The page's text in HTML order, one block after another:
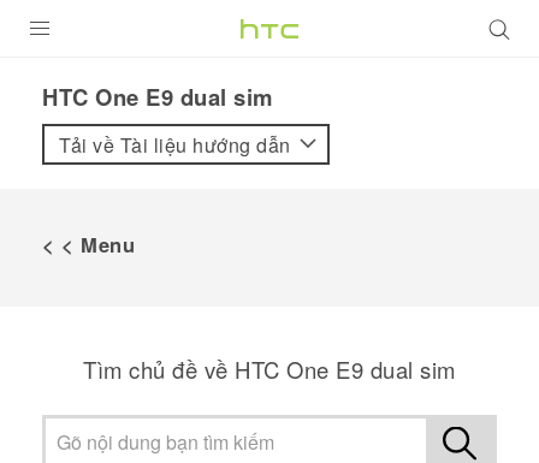
VIVE
HỖ TRỢ
HTC One E9 dual sim‎
Tải về Tài liệu hướng dẫn
< < Menu
Tìm chủ đề về HTC One E9 dual sim